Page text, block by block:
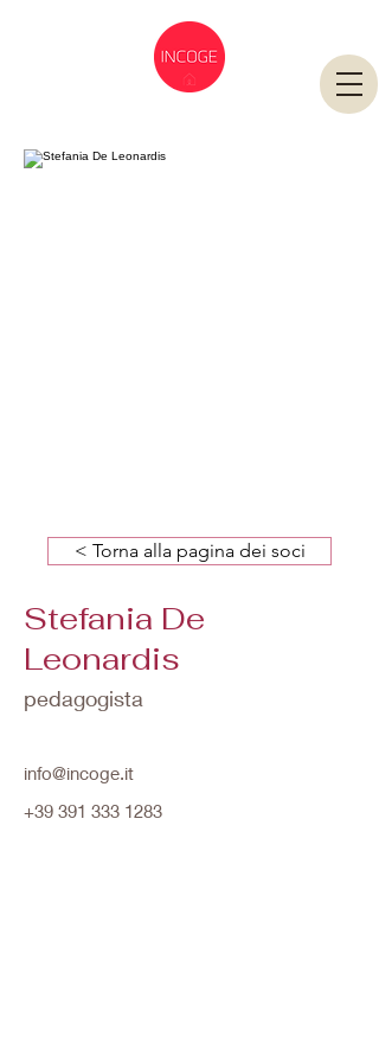
< Torna alla pagina dei soci
Stefania De
Leonardis
pedagogista
info@incoge.it
+39 391 333 1283